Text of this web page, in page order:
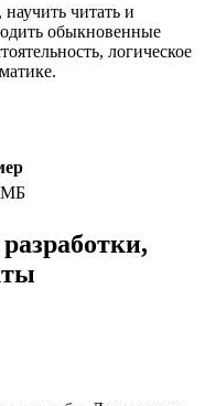
читать и
обыкновенные
логическое
МБ